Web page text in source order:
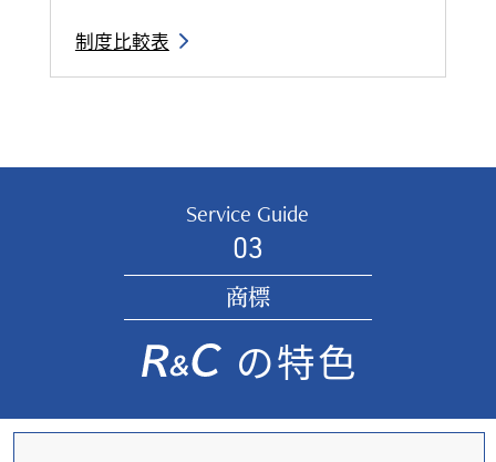
制度比較表
Service Guide
03
商標
の特色